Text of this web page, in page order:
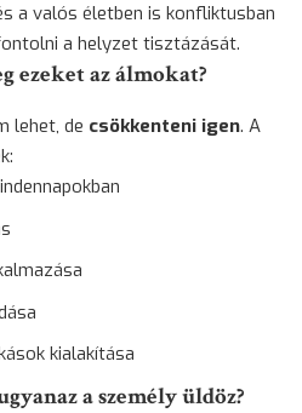
a valós életben is konfliktusban
a helyzet tisztázását.
ezeket az álmokat?
lehet, de csökkenteni igen. A
kialakítása
a személy üldöz?